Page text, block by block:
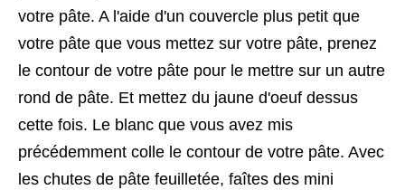
votre pâte. A l'aide d'un couvercle plus petit que
votre pâte que vous mettez sur votre pâte, prenez
le contour de votre pâte pour le mettre sur un autre
rond de pâte. Et mettez du jaune d'oeuf dessus
cette fois. Le blanc que vous avez mis
précédemment colle le contour de votre pâte. Avec
les chutes de pâte feuilletée, faîtes des mini